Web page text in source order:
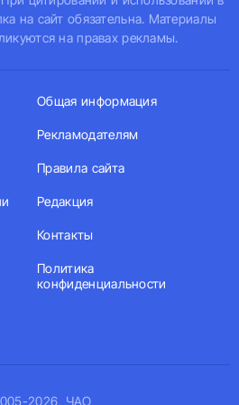
на сайт обязательна. Материалы
на правах рекламы.
2026, ЧАО
Общая информация
Рекламодателям
Правила сайта
Редакция
Контакты
Политика
конфиденциальности